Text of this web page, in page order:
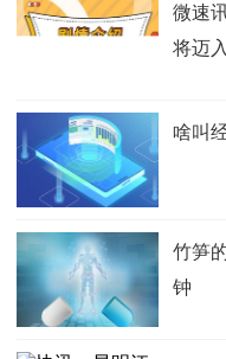
微速
将迈
啥叫
竹笋
钟